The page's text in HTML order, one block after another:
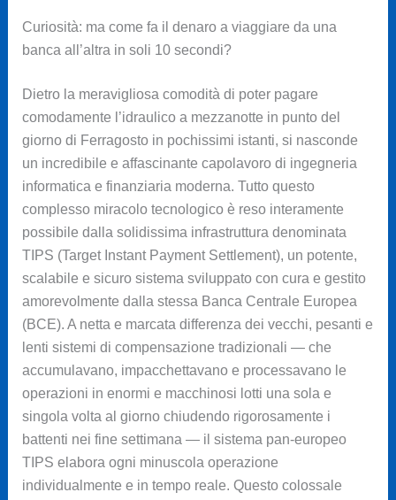
Curiosità: ma come fa il denaro a viaggiare da una
banca all’altra in soli 10 secondi?
Dietro la meravigliosa comodità di poter pagare
comodamente l’idraulico a mezzanotte in punto del
giorno di Ferragosto in pochissimi istanti, si nasconde
un incredibile e affascinante capolavoro di ingegneria
informatica e finanziaria moderna. Tutto questo
complesso miracolo tecnologico è reso interamente
possibile dalla solidissima infrastruttura denominata
TIPS (Target Instant Payment Settlement), un potente,
scalabile e sicuro sistema sviluppato con cura e gestito
amorevolmente dalla stessa Banca Centrale Europea
(BCE). A netta e marcata differenza dei vecchi, pesanti e
lenti sistemi di compensazione tradizionali — che
accumulavano, impacchettavano e processavano le
operazioni in enormi e macchinosi lotti una sola e
singola volta al giorno chiudendo rigorosamente i
battenti nei fine settimana — il sistema pan-europeo
TIPS elabora ogni minuscola operazione
individualmente e in tempo reale. Questo colossale